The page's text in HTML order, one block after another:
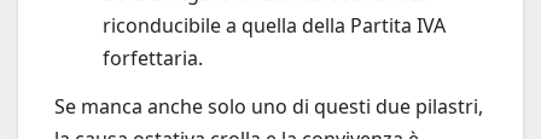
riconducibile a quella della Partita IVA
forfettaria.
Se manca anche solo uno di questi due pilastri,